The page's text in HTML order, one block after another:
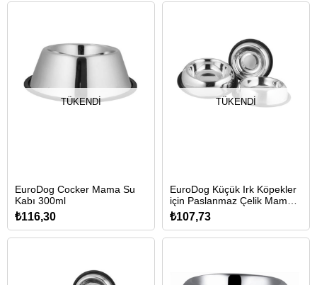
TÜKENDI
EuroDog Cocker Mama Su
Kabı 300ml
₺116,30
TÜKENDI
EuroDog Küçük Irk Köpekler
için Paslanmaz Çelik Mama
ve Su Kabı 12cm/230ml
₺107,73